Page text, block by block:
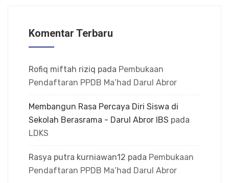
Komentar Terbaru
Rofiq miftah riziq pada Pembukaan
Pendaftaran PPDB Ma’had Darul Abror
Membangun Rasa Percaya Diri Siswa di
Sekolah Berasrama - Darul Abror IBS pada
LDKS
Rasya putra kurniawan12 pada Pembukaan
Pendaftaran PPDB Ma’had Darul Abror